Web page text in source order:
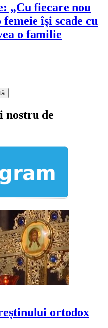
„Cu fiecare nou
îşi scade cu
o familie
nostru de
ortodox